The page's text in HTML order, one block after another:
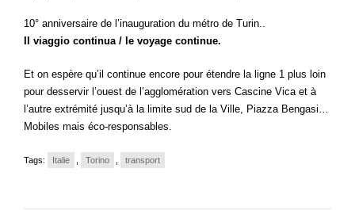
10° anniversaire de l’inauguration du métro de Turin..
Il viaggio continua / le voyage continue.
Et on espère qu’il continue encore pour étendre la ligne 1 plus loin
pour desservir l’ouest de l’agglomération vers Cascine Vica et à
l’autre extrémité jusqu’à la limite sud de la Ville, Piazza Bengasi…
Mobiles mais éco-responsables.
Tags: Italie Torino transport